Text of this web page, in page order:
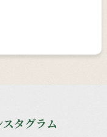
タグラム